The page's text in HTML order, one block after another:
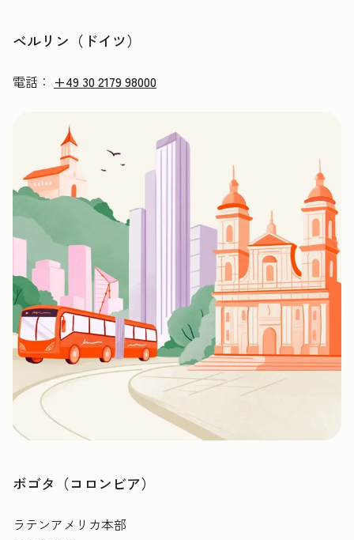
ベルリン（ドイツ）
電話： +49 30 2179 98000
ボゴタ（コロンビア）
ラテンアメリカ本部